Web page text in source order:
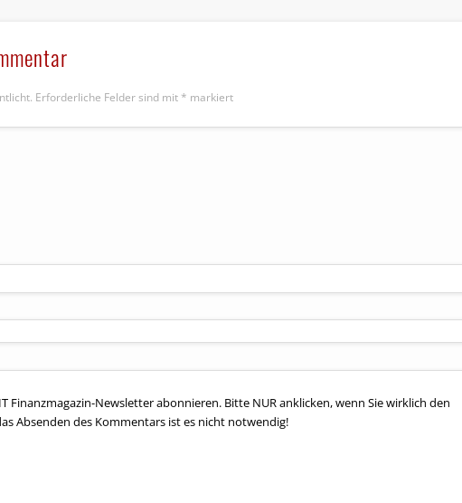
Erforderliche Felder sind mit * markiert
Finanzmagazin-Newsletter abonnieren. Bitte NUR anklicken, wenn Sie wirklich den
Absenden des Kommentars ist es nicht notwendig!